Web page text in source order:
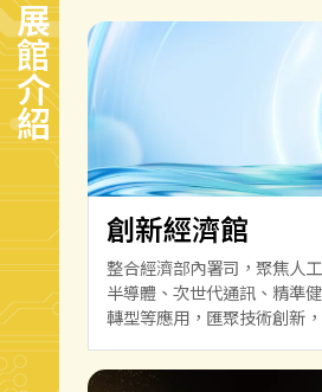
展館介紹
創新經濟館
整合經濟部內署司，聚焦人
半導體、次世代通訊、精準
轉型等應用，匯聚技術創新